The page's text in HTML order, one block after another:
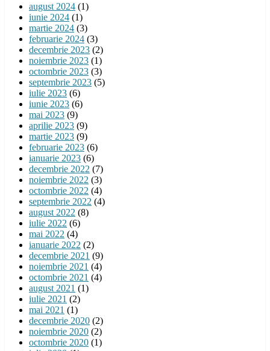
august 2024 (1)
iunie 2024 (1)
martie 2024 (3)
februarie 2024 (3)
decembrie 2023 (2)
noiembrie 2023 (1)
octombrie 2023 (3)
septembrie 2023 (5)
iulie 2023 (6)
iunie 2023 (6)
mai 2023 (9)
aprilie 2023 (9)
martie 2023 (9)
februarie 2023 (6)
ianuarie 2023 (6)
decembrie 2022 (7)
noiembrie 2022 (3)
octombrie 2022 (4)
septembrie 2022 (4)
august 2022 (8)
iulie 2022 (6)
mai 2022 (4)
ianuarie 2022 (2)
decembrie 2021 (9)
noiembrie 2021 (4)
octombrie 2021 (4)
august 2021 (1)
iulie 2021 (2)
mai 2021 (1)
decembrie 2020 (2)
noiembrie 2020 (2)
octombrie 2020 (1)